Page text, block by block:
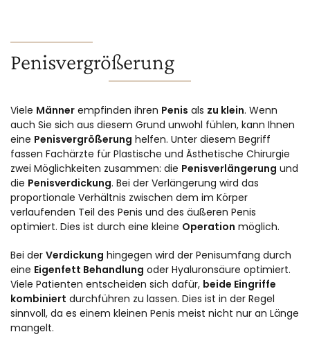
Penisvergrößerung
Viele Männer empfinden ihren Penis als zu klein. Wenn
auch Sie sich aus diesem Grund unwohl fühlen, kann Ihnen
eine Penisvergrößerung helfen. Unter diesem Begriff
fassen Fachärzte für Plastische und Ästhetische Chirurgie
zwei Möglichkeiten zusammen: die Penisverlängerung und
die Penisverdickung. Bei der Verlängerung wird das
proportionale Verhältnis zwischen dem im Körper
verlaufenden Teil des Penis und des äußeren Penis
optimiert. Dies ist durch eine kleine Operation möglich.
Bei der Verdickung hingegen wird der Penisumfang durch
eine Eigenfett Behandlung oder Hyaluronsäure optimiert.
Viele Patienten entscheiden sich dafür, beide Eingriffe
kombiniert durchführen zu lassen. Dies ist in der Regel
sinnvoll, da es einem kleinen Penis meist nicht nur an Länge
mangelt.